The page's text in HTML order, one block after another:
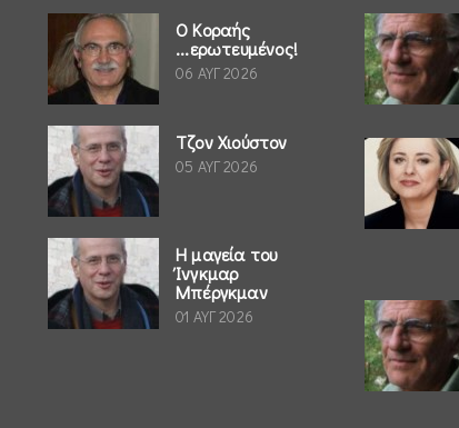
Ο Κοραής
...ερωτευμένος!
06 ΑΥΓ 2026
Τζον Χιούστον
05 ΑΥΓ 2026
Η μαγεία του
Ίνγκμαρ
Μπέργκμαν
01 ΑΥΓ 2026